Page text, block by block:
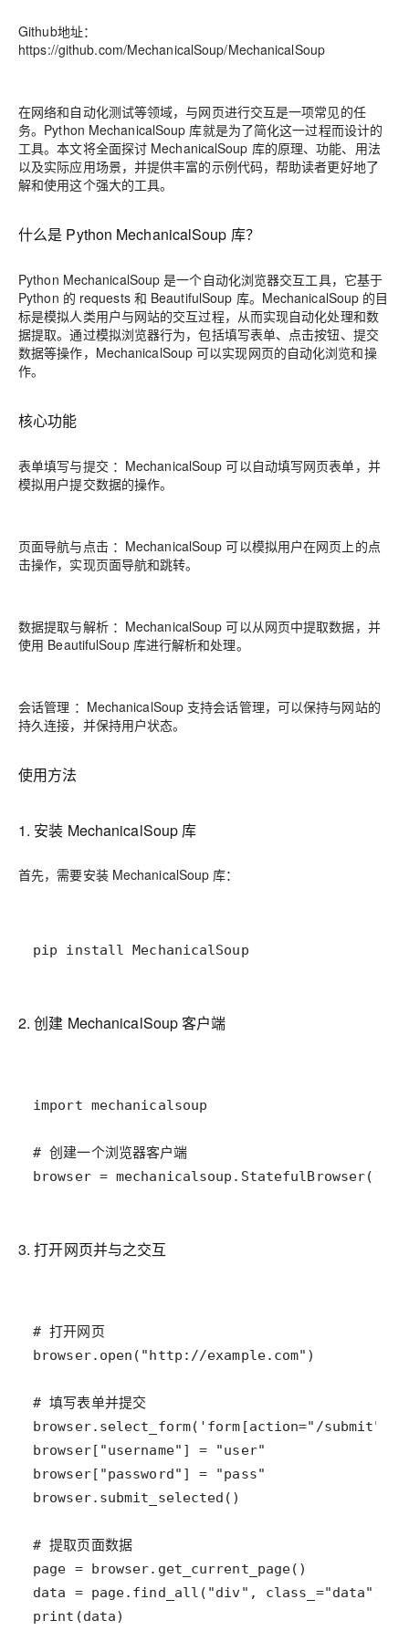
Github地址：
https://github.com/MechanicalSoup/MechanicalSoup
在网络和自动化测试等领域，与网页进行交互是一项常见的任
务。Python MechanicalSoup 库就是为了简化这一过程而设计的
工具。本文将全面探讨 MechanicalSoup 库的原理、功能、用法
以及实际应用场景，并提供丰富的示例代码，帮助读者更好地了
解和使用这个强大的工具。
什么是 Python MechanicalSoup 库？
Python MechanicalSoup 是一个自动化浏览器交互工具，它基于
Python 的 requests 和 BeautifulSoup 库。MechanicalSoup 的目
标是模拟人类用户与网站的交互过程，从而实现自动化处理和数
据提取。通过模拟浏览器行为，包括填写表单、点击按钮、提交
数据等操作，MechanicalSoup 可以实现网页的自动化浏览和操
作。
核心功能
表单填写与提交 ：MechanicalSoup 可以自动填写网页表单，并
模拟用户提交数据的操作。
页面导航与点击 ：MechanicalSoup 可以模拟用户在网页上的点
击操作，实现页面导航和跳转。
数据提取与解析 ：MechanicalSoup 可以从网页中提取数据，并
使用 BeautifulSoup 库进行解析和处理。
会话管理 ：MechanicalSoup 支持会话管理，可以保持与网站的
持久连接，并保持用户状态。
使用方法
1. 安装 MechanicalSoup 库
首先，需要安装 MechanicalSoup 库：
pip install MechanicalSoup
2. 创建 MechanicalSoup 客户端
browser = mechanicalsoup.StatefulBrowser()
3. 打开网页并与之交互
# 提取页面数据
print(data)